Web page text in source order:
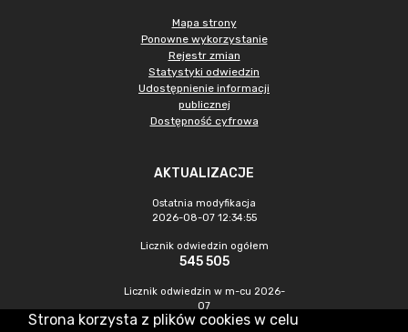
Mapa strony
Ponowne wykorzystanie
Rejestr zmian
Statystyki odwiedzin
Udostępnienie informacji
publicznej
Dostępność cyfrowa
AKTUALIZACJE
Ostatnia modyfikacja
2026-08-07 12:34:55
Licznik odwiedzin ogółem
545 505
Licznik odwiedzin w m-cu 2026-
07
1 521
Strona korzysta z plików cookies w celu